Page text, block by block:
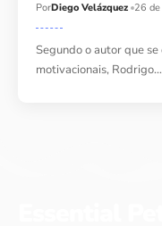
PorDiego Velázquez 26
Segundo o autor que
motivacionais, Rodrigo…